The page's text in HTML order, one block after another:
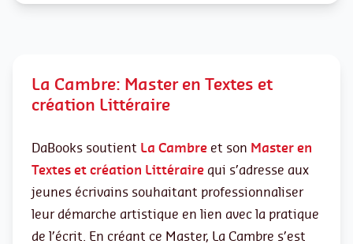
La Cambre: Master en Textes et
création Littéraire
DaBooks soutient La Cambre et son Master en
Textes et création Littéraire qui s’adresse aux
jeunes écrivains souhaitant professionnaliser
leur démarche artistique en lien avec la pratique
de l’écrit. En créant ce Master, La Cambre s’est